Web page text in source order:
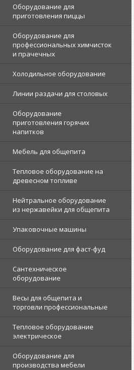
Оборудование для
приготовления пиццы
Оборудование для
профессиональных химчисток
и прачечных
Холодильное оборудование
Линии раздачи для столовых
Оборудование
приготовления горячих
напитков
Мебель для общепита
Тепловое оборудование на
древесном топливе
Нейтральное оборудование
из нержавейки для общепита
Упаковочные машины
Оборудование для фаст-фуд
Сантехническое
оборудование
Весы для общепита и
торговли профессиональные
Тепловое оборудование
электрическое
Оборудование для
производства мебели